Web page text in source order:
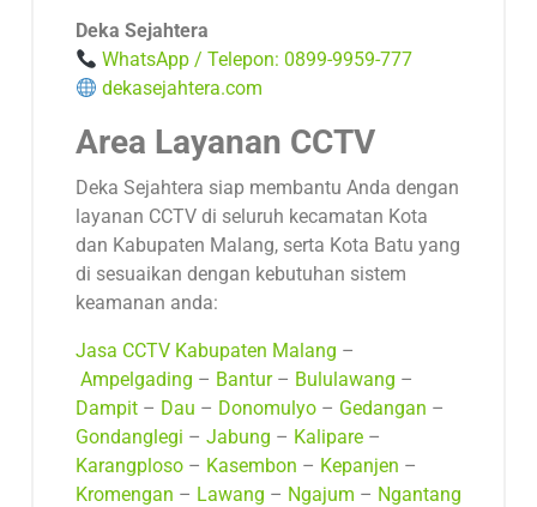
Deka Sejahtera
WhatsApp / Telepon: 0899-9959-777
dekasejahtera.com
Area Layanan CCTV
Deka Sejahtera siap membantu Anda dengan
layanan CCTV di seluruh kecamatan Kota
dan Kabupaten Malang, serta Kota Batu yang
di sesuaikan dengan kebutuhan sistem
keamanan anda:
Jasa CCTV Kabupaten Malang –
Ampelgading – Bantur– Bululawang –
Dampit – Dau – Donomulyo – Gedangan –
Gondanglegi – Jabung – Kalipare –
Karangploso – Kasembon – Kepanjen –
Kromengan – Lawang – Ngajum – Ngantang